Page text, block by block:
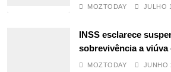
MOZTODAY JULHO
INSS esclarece
sobrevivência a viúva
MOZTODAY JUNHO